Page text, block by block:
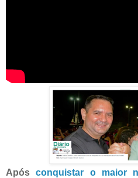
Apósconquistar o maior